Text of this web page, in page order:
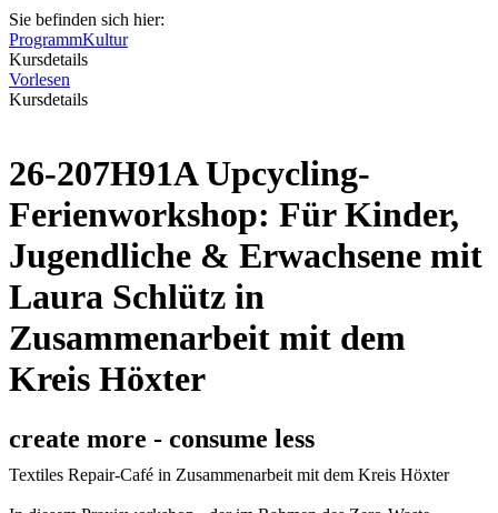
Sie befinden sich hier:
ProgrammKultur
Kursdetails
Vorlesen
Kursdetails
26-207H91A Upcycling-
Ferienworkshop: Für Kinder,
Jugendliche & Erwachsene mit
Laura Schlütz in
Zusammenarbeit mit dem
Kreis Höxter
create more - consume less
Textiles Repair-Café in Zusammenarbeit mit dem Kreis Höxter